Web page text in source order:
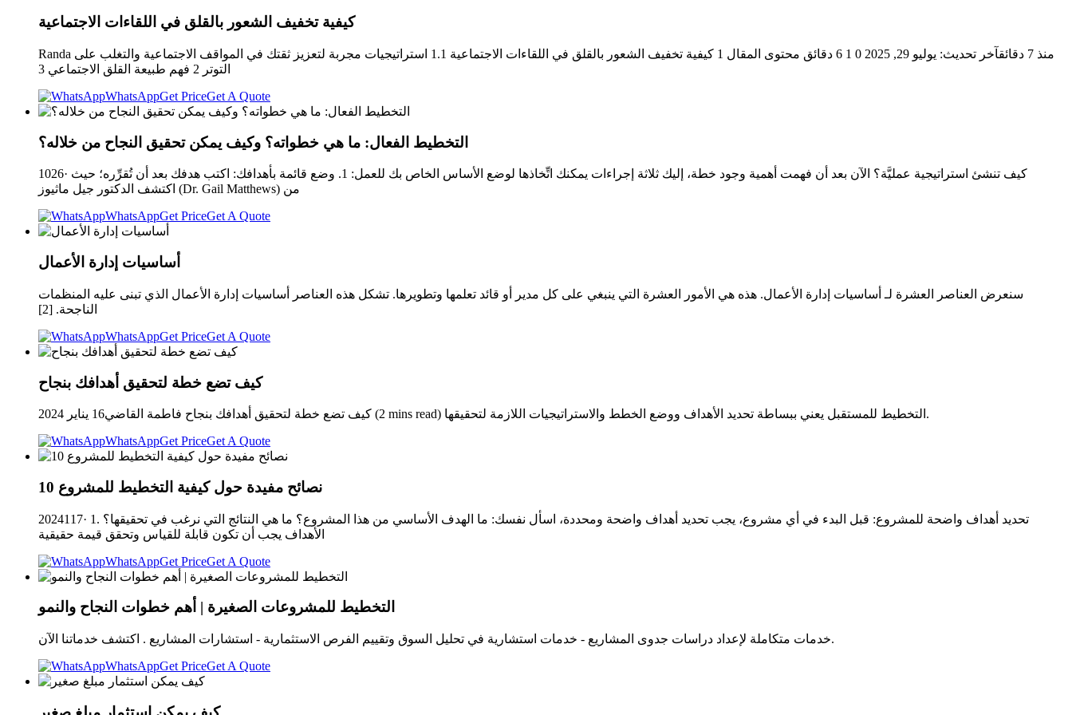
كيفية تخفيف الشعور بالقلق في اللقاءات الاجتماعية
Randa منذ 7 دقائقآخر تحديث: يوليو 29, 2025 0 1 6 دقائق محتوى المقال 1 كيفية تخفيف الشعور بالقلق في اللقاءات الاجتماعية 1.1 استراتيجيات مجربة لتعزيز ثقتك في المواقف الاجتماعية والتغلب على
التوتر 2 فهم طبيعة القلق الاجتماعي 3
WhatsAppGet PriceGet A Quote
التخطيط الفعال: ما هي خطواته؟ وكيف يمكن تحقيق النجاح من خلاله؟
1026· كيف تنشئ استراتيجية عمليَّة؟ الآن بعد أن فهمت أهمية وجود خطة، إليك ثلاثة إجراءات يمكنك اتِّخاذها لوضع الأساس الخاص بك للعمل: 1. وضع قائمة بأهدافك: اكتب هدفك بعد أن تُقرِّره؛ حيث
اكتشف الدكتور جيل ماثيوز (Dr. Gail Matthews) من
WhatsAppGet PriceGet A Quote
أساسيات إدارة الأعمال
سنعرض العناصر العشرة لـ أساسيات إدارة الأعمال. هذه هي الأمور العشرة التي ينبغي على كل مدير أو قائد تعلمها وتطويرها. تشكل هذه العناصر أساسيات إدارة الأعمال الذي تبنى عليه المنظمات
الناجحة. [2]
WhatsAppGet PriceGet A Quote
كيف تضع خطة لتحقيق أهدافك بنجاح
كيف تضع خطة لتحقيق أهدافك بنجاح فاطمة القاضي16 يناير 2024 (2 mins read) التخطيط للمستقبل يعني ببساطة تحديد الأهداف ووضع الخطط والاستراتيجيات اللازمة لتحقيقها.
WhatsAppGet PriceGet A Quote
10 نصائح مفيدة حول كيفية التخطيط للمشروع
2024117· 1. تحديد أهداف واضحة للمشروع: قبل البدء في أي مشروع، يجب تحديد أهداف واضحة ومحددة، اسأل نفسك: ما الهدف الأساسي من هذا المشروع؟ ما هي النتائج التي نرغب في تحقيقها؟
الأهداف يجب أن تكون قابلة للقياس وتحقق قيمة حقيقية
WhatsAppGet PriceGet A Quote
التخطيط للمشروعات الصغيرة | أهم خطوات النجاح والنمو
خدمات متكاملة لإعداد دراسات جدوى المشاريع - خدمات استشارية في تحليل السوق وتقييم الفرص الاستثمارية - استشارات المشاريع . اكتشف خدماتنا الآن.
WhatsAppGet PriceGet A Quote